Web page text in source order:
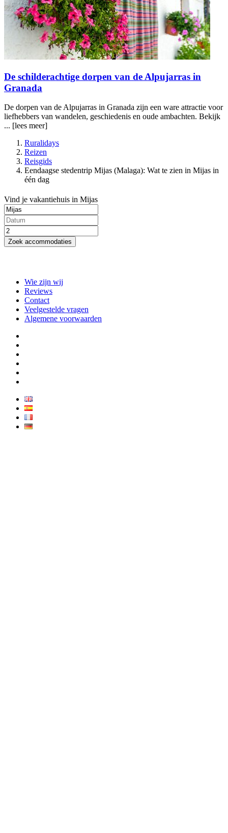
De schilderachtige dorpen van de Alpujarras in
Granada
De dorpen van de Alpujarras in Granada zijn een ware attractie voor
liefhebbers van wandelen, geschiedenis en oude ambachten. Bekijk
... [lees meer]
Ruralidays
Reizen
Reisgids
Eendaagse stedentrip Mijas (Malaga): Wat te zien in Mijas in
één dag
Vind je vakantiehuis in Mijas
Zoek accommodaties
Wie zijn wij
Reviews
Contact
Veelgestelde vragen
Algemene voorwaarden